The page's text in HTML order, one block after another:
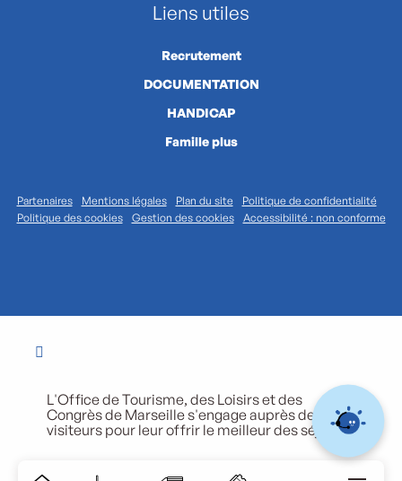
Liens utiles
Recrutement
DOCUMENTATION
HANDICAP
Famille plus
Partenaires Mentions légales Plan du site
Politique de confidentialité
Politique des cookies
Gestion des cookies Accessibilité : non conforme
L'Office de Tourisme, des Loisirs et des
Congrès de Marseille s'engage auprès de ses
visiteurs pour leur offrir le meilleur des séjours.